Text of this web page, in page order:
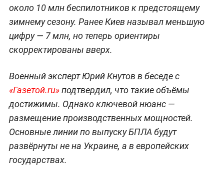
около 10 млн беспилотников к предстоящему
зимнему сезону. Ранее Киев называл меньшую
цифру — 7 млн, но теперь ориентиры
скорректированы вверх.
Военный эксперт Юрий Кнутов в беседе с
«Газетой.ru»подтвердил, что такие объёмы
достижимы. Однако ключевой нюанс —
размещение производственных мощностей.
Основные линии по выпуску БПЛА будут
развёрнуты не на Украине, а в европейских
государствах.